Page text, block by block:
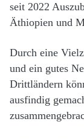
seit 2022
Äthiopien und
Durch eine
und ein gutes
Drittländern
ausfindig